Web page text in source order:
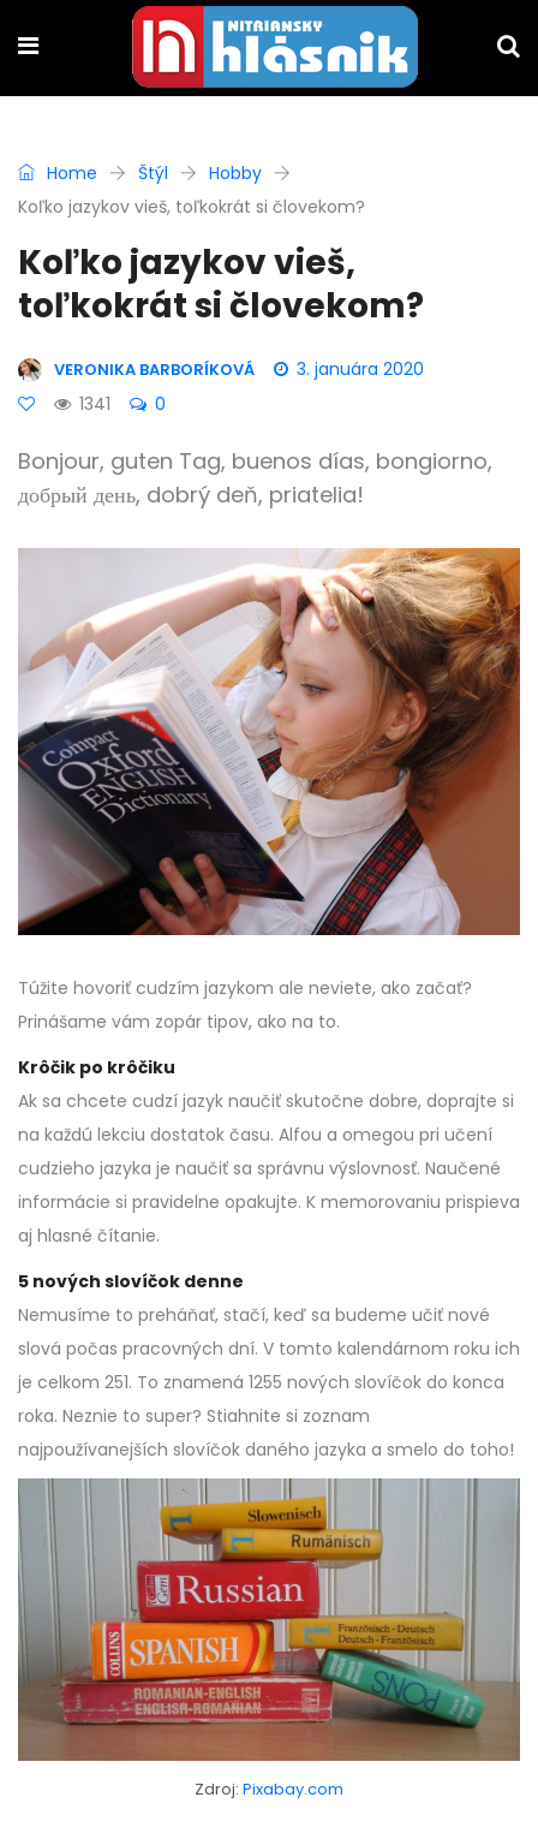
Home Štýl
Hobby
Koľko jazykov vieš, toľkokrát si človekom?
Koľko jazykov vieš,
toľkokrát si človekom?
VERONIKA BARBORÍKOVÁ
3. januára 2020
1341
0
Bonjour, guten Tag, buenos días, bongiorno,
добрый день, dobrý deň, priatelia!
Túžite hovoriť cudzím jazykom ale neviete, ako začať?
Prinášame vám zopár tipov, ako na to.
Krôčik po krôčiku
Ak sa chcete cudzí jazyk naučiť skutočne dobre, doprajte si
na každú lekciu dostatok času. Alfou a omegou pri učení
cudzieho jazyka je naučiť sa správnu výslovnosť. Naučené
informácie si pravidelne opakujte. K memorovaniu prispieva
aj hlasné čítanie.
5 nových slovíčok denne
Nemusíme to preháňať, stačí, keď sa budeme učiť nové
slová počas pracovných dní. V tomto kalendárnom roku ich
je celkom 251. To znamená 1255 nových slovíčok do konca
roka. Neznie to super? Stiahnite si zoznam
najpoužívanejších slovíčok daného jazyka a smelo do toho!
Zdroj: Pixabay.com